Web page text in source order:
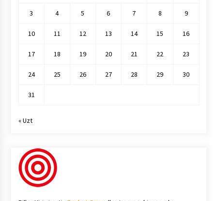
3 4 5 6 7 8 9
10 11 12 13 14 15 16
17 18 19 20 21 22 23
24 25 26 27 28 29 30
31
« Uzt